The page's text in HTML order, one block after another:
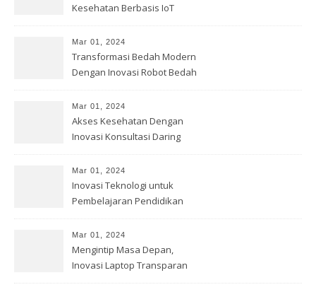
Kesehatan Berbasis IoT
Mar 01, 2024
Transformasi Bedah Modern
Dengan Inovasi Robot Bedah
Mar 01, 2024
Akses Kesehatan Dengan
Inovasi Konsultasi Daring
Mar 01, 2024
Inovasi Teknologi untuk
Pembelajaran Pendidikan
Mar 01, 2024
Mengintip Masa Depan,
Inovasi Laptop Transparan